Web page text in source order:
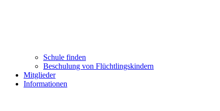
Schule finden
Beschulung von Flüchtlingskindern
Mitglieder
Informationen